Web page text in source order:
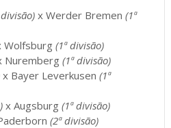
divisão) x Werder Bremen (1ª
Wolfsburg (1ª divisão)
Nuremberg (1ª divisão)
x Bayer Leverkusen (1ª
x Augsburg (1ª divisão)
(2ª divisão)